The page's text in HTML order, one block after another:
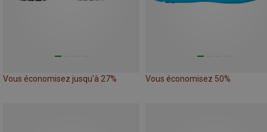
Vous économisez jusqu'à 27% Vous économisez 50%